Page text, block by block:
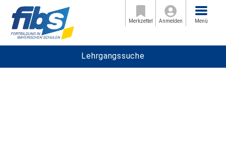
Merkzettel Anmelden
Menü
Menü
Lehrgangssuche